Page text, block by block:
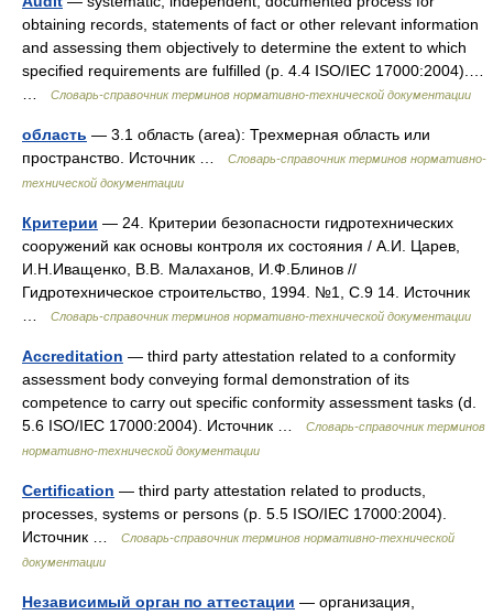
obtaining records, statements of fact or other relevant information
and assessing them objectively to determine the extent to which
specified requirements are fulfilled (p. 4.4 ISO/IEC 17000:2004).…
Словарь-справочник терминов нормативно-технической документации
область — 3.1 область (area): Трехмерная область или
пространство. Источник …
Словарь-справочник терминов нормативно-
технической документации
Критерии — 24. Критерии безопасности гидротехнических
сооружений как основы контроля их состояния / А.И. Царев,
И.Н.Иващенко, В.В. Малаханов, И.Ф.Блинов //
Гидротехническое строительство, 1994. №1, С.9 14. Источник
Словарь-справочник терминов нормативно-технической документации
Accreditation — third party attestation related to a conformity
assessment body conveying formal demonstration of its
competence to carry out specific conformity assessment tasks (d.
5.6 ISO/IEC 17000:2004). Источник …
Словарь-справочник терминов
нормативно-технической документации
Certification — third party attestation related to products,
processes, systems or persons (p. 5.5 ISO/IEC 17000:2004).
Источник …
Словарь-справочник терминов нормативно-технической
документации
Независимый орган по аттестации — организация,